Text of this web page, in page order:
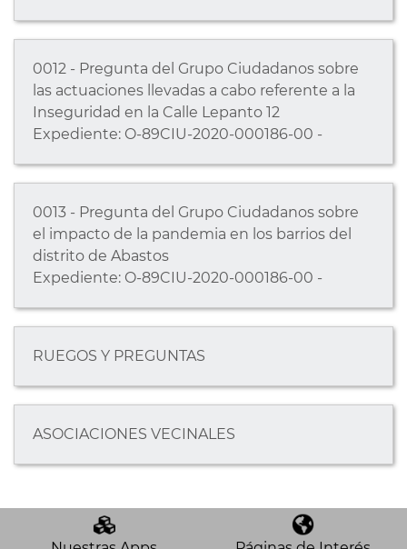
0012 - Pregunta del Grupo Ciudadanos sobre
las actuaciones llevadas a cabo referente a la
Inseguridad en la Calle Lepanto 12
Expediente: O-89CIU-2020-000186-00 -
0013 - Pregunta del Grupo Ciudadanos sobre
el impacto de la pandemia en los barrios del
distrito de Abastos
Expediente: O-89CIU-2020-000186-00 -
RUEGOS Y PREGUNTAS
ASOCIACIONES VECINALES